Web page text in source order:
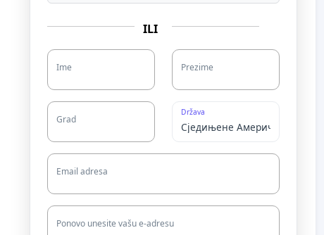
ILI
Ime Prezime
Grad
Država
Email adresa
Ponovo unesite vašu e-adresu